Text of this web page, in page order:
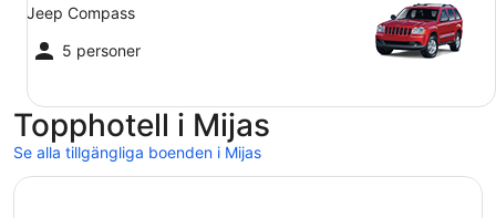
Jeep Compass
5 personer
Topphotell i Mijas
Se alla tillgängliga boenden i Mijas
Öppnas i ett nytt fönster
Ramada Hotel & Suites by Wyndham Costa del Sol